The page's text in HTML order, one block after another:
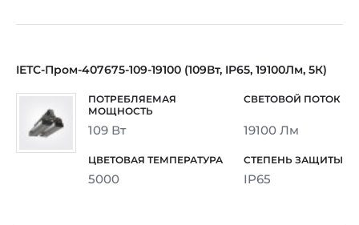
IETC-Пром-407675-109-19100 (109Вт, IP65, 19100Лм, 5К)
109 Вт 19100 Лм
5000 IP65